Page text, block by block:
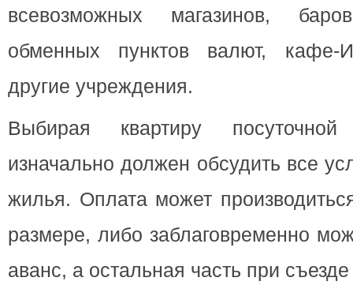
всевозможных магазинов,
обменных пунктов валют,
другие учреждения.
Выбирая квартиру
изначально должен обсудить все
жилья. Оплата может
размере, либо заблаговременно
аванс, а остальная часть при